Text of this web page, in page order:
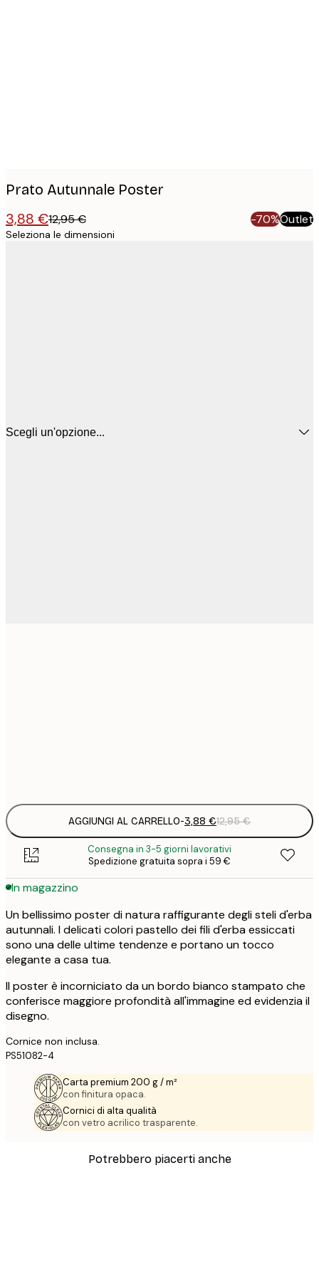
Prato Autunnale Poster
3,88 €12,95 € -70%Outlet
Seleziona le dimensioni
Scegli un'opzione...
AGGIUNGI AL CARRELLO-3,88 €12,95 €
Consegna in 3-5 giorni lavorativi
Spedizione gratuita sopra i 59 €
In magazzino
Un bellissimo poster di natura raffigurante degli steli d'erba
autunnali. I delicati colori pastello dei fili d'erba essiccati
sono una delle ultime tendenze e portano un tocco
elegante a casa tua.
Il poster è incorniciato da un bordo bianco stampato che
conferisce maggiore profondità all'immagine ed evidenzia il
disegno.
Cornice non inclusa.
PS51082-4
Carta premium 200 g / m²
con finitura opaca.
Cornici di alta qualità
con vetro acrilico trasparente.
Potrebbero piacerti anche